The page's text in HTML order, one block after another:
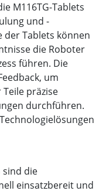
M116TG-Tablets
und -
der Tablets können
die Roboter
führen. Die
um
präzise
durchführen.
sind die
einsatzbereit und